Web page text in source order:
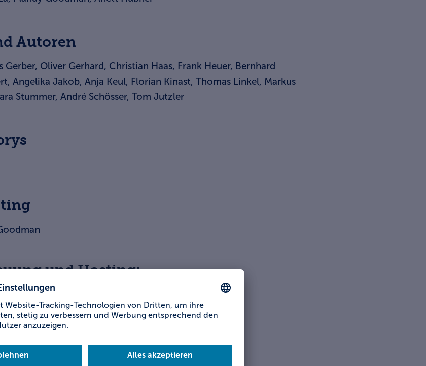
Autoren
Gerber, Oliver Gerhard, Christian Haas, Frank Heuer, Bernhard
Angelika Jakob, Anja Keul, Florian Kinast, Thomas Linkel, Markus
Stummer, André Schösser, Tom Jutzler
und Hosting:
München